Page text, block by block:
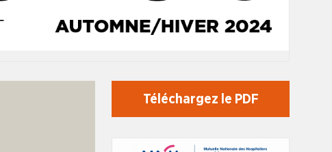
Téléchargez le PDF